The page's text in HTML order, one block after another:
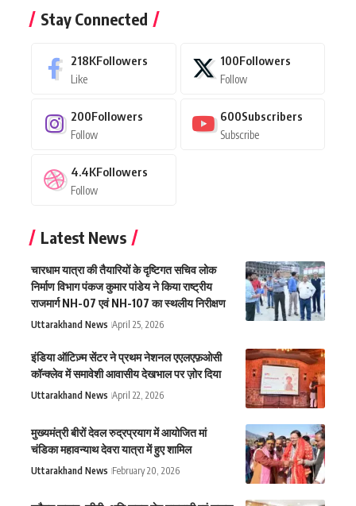
Stay Connected
218KFollowers
Like
100Followers
Follow
200Followers
Follow
600Subscribers
Subscribe
4.4KFollowers
Follow
Latest News
चारधाम यात्रा की तैयारियों के दृष्टिगत सचिव लोक
निर्माण विभाग पंकज कुमार पांडेय ने किया राष्ट्रीय
राजमार्ग NH-07 एवं NH-107 का स्थलीय निरीक्षण
Uttarakhand News April 25, 2026
इंडिया ऑटिज़्म सेंटर ने प्रथम नेशनल एएलएफ़ओसी
कॉन्क्लेव में समावेशी आवासीय देखभाल पर ज़ोर दिया
Uttarakhand News April 22, 2026
मुख्यमंत्री बीरों देवल रुद्रप्रयाग में आयोजित मां
चंडिका महावन्याथ देवरा यात्रा में हुए शामिल
Uttarakhand News February 20, 2026